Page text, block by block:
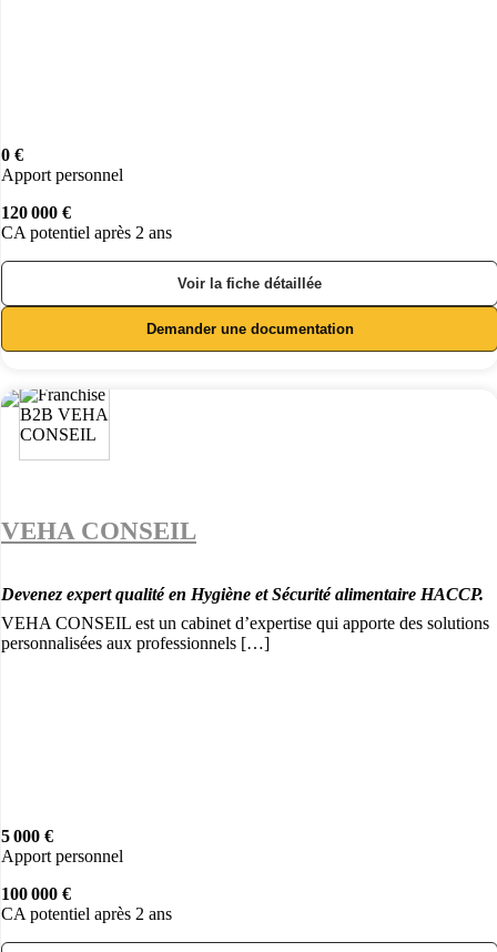
0 €
Apport personnel
120 000 €
CA potentiel après 2 ans
Voir la fiche détaillée
Demander une documentation
VEHA CONSEIL
Devenez expert qualité en Hygiène et Sécurité alimentaire HACCP.
VEHA CONSEIL est un cabinet d’expertise qui apporte des solutions
personnalisées aux professionnels […]
5 000 €
Apport personnel
100 000 €
CA potentiel après 2 ans